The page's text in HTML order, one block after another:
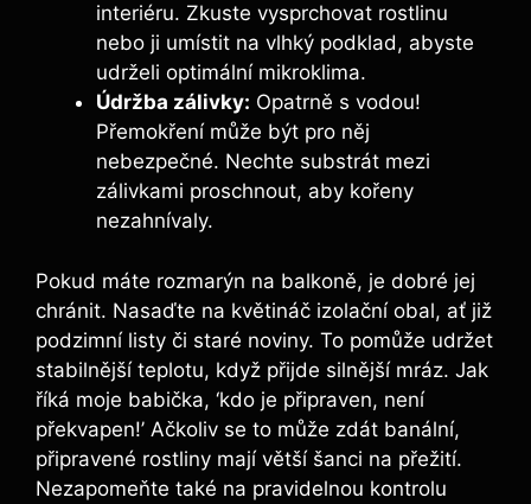
interiéru. Zkuste vysprchovat rostlinu
nebo ji umístit na vlhký podklad, abyste
udrželi optimální mikroklima.
Údržba zálivky: Opatrně s vodou!
Přemokření může být pro něj
nebezpečné. Nechte substrát mezi
zálivkami proschnout, aby kořeny
nezahnívaly.
Pokud máte rozmarýn na balkoně, je dobré jej
chránit. Nasaďte na květináč izolační obal, ať již
podzimní listy či staré noviny. To pomůže udržet
stabilnější teplotu, když přijde silnější mráz. Jak
říká moje babička, ‘kdo je připraven, není
překvapen!’ Ačkoliv se to může zdát banální,
připravené rostliny mají větší šanci na přežití.
Nezapomeňte také na pravidelnou kontrolu